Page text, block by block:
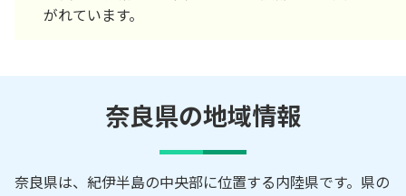
がれています。
奈良県の地域情報
奈良県は、紀伊半島の中央部に位置する内陸県です。県の